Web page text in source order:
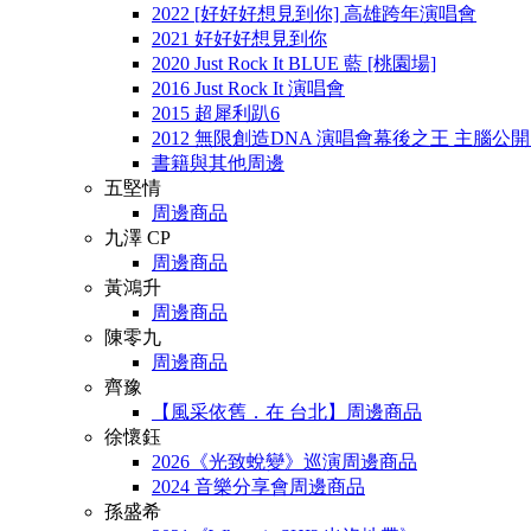
2022 [好好好想見到你] 高雄跨年演唱會
2021 好好好想見到你
2020 Just Rock It BLUE 藍 [桃園場]
2016 Just Rock It 演唱會
2015 超犀利趴6
2012 無限創造DNA 演唱會幕後之王 主腦公
書籍與其他周邊
五堅情
周邊商品
九澤 CP
周邊商品
黃鴻升
周邊商品
陳零九
周邊商品
齊豫
【風采依舊．在 台北】周邊商品
徐懷鈺
2026《光致蛻變》巡演周邊商品
2024 音樂分享會周邊商品
孫盛希